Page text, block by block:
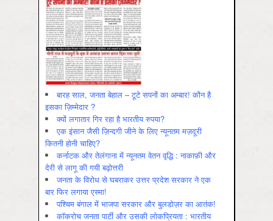
बारह साल, जनता बेहाल – टूटे सपनों का अम्बार! कौन है
इसका ज़िम्मेदार ?
क्यों लगातार गिर रहा है भारतीय रुपया?
एक इंसान जैसी ज़िन्दगी जीने के लिए न्यूनतम मज़दूरी
कितनी होनी चाहिए?
कर्नाटक और तेलंगाना में न्यूनतम वेतन वृद्धि : नाकाफ़ी और
देरी से लागू की गयी बढ़ोत्तरी
जनता के विरोध से घबराकर उत्तर प्रदेश सरकार ने एक
बार फिर लगाया एस्मा!
पश्चिम बंगाल में भाजपा सरकार और बुलडोज़र का आतंक!
कॉकरोच जनता पार्टी और उसकी लोकप्रियता : भारतीय